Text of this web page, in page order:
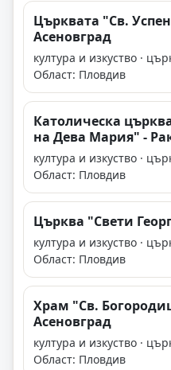
Църквата "Св.
Асеновград
култура и изкуство ·
Област: Пловдив
Католическа
на Дева Мария" -
култура и изкуство ·
Област: Пловдив
Църква "Свети
култура и изкуство ·
Област: Пловдив
Храм "Св.
Асеновград
култура и изкуство ·
Област: Пловдив